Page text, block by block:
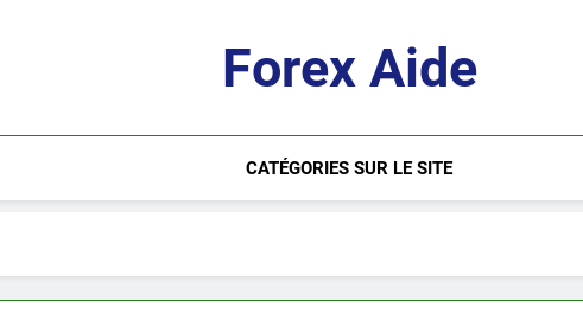
Forex Aide
CATÉGORIES SUR LE SITE